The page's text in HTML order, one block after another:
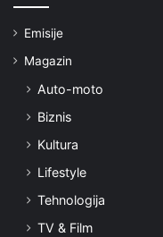
Emisije
Magazin
Auto-moto
Biznis
Kultura
Lifestyle
Tehnologija
TV & Film